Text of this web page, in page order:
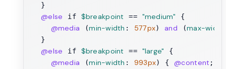
  }
@else if $breakpoint == "medium" {
@media (min-width : 577px) and (max-width
  }
@else if $breakpoint == "large" {
@media (min-width : 993px) { @content ; }